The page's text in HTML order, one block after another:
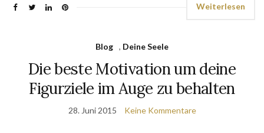
Weiterlesen
Blog , Deine Seele
Die beste Motivation um deine
Figurziele im Auge zu behalten
28. Juni 2015 Keine Kommentare